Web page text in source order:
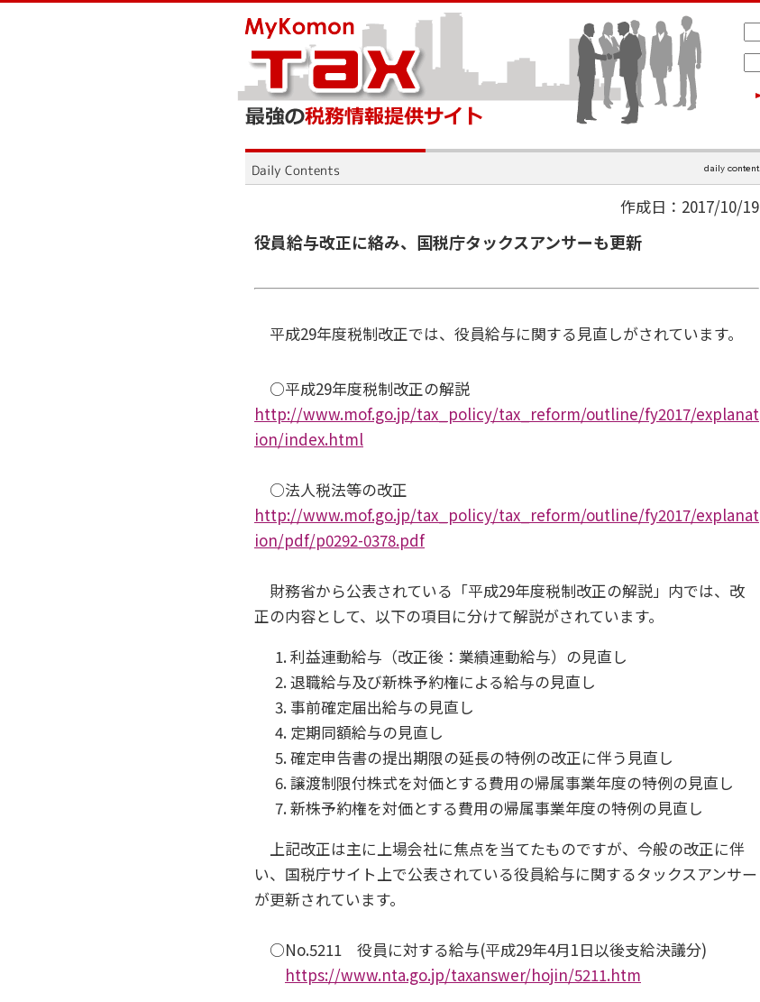
作成日：2017/10/19
役員給与改正に絡み、国税庁タックスアンサーも更新
平成29年度税制改正では、役員給与に関する見直しがされています。
○平成29年度税制改正の解説
http://www.mof.go.jp/tax_policy/tax_reform/outline/fy2017/explanat
ion/index.html
○法人税法等の改正
http://www.mof.go.jp/tax_policy/tax_reform/outline/fy2017/explanat
ion/pdf/p0292-0378.pdf
財務省から公表されている「平成29年度税制改正の解説」内では、改
正の内容として、以下の項目に分けて解説がされています。
利益連動給与（改正後：業績連動給与）の見直し
退職給与及び新株予約権による給与の見直し
事前確定届出給与の見直し
定期同額給与の見直し
確定申告書の提出期限の延長の特例の改正に伴う見直し
譲渡制限付株式を対価とする費用の帰属事業年度の特例の見直し
新株予約権を対価とする費用の帰属事業年度の特例の見直し
上記改正は主に上場会社に焦点を当てたものですが、今般の改正に伴
い、国税庁サイト上で公表されている役員給与に関するタックスアンサー
が更新されています。
○No.5211 役員に対する給与(平成29年4月1日以後支給決議分)
https://www.nta.go.jp/taxanswer/hojin/5211.htm